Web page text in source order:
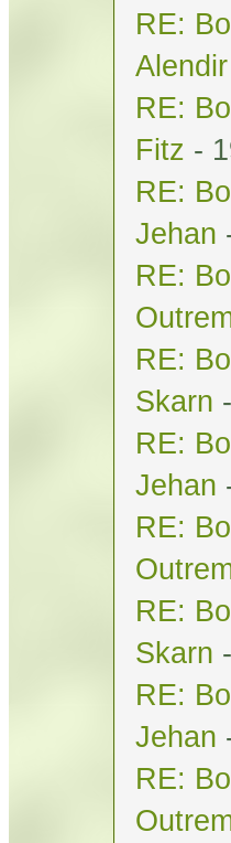
RE:
Alendir
RE:
Fitz -
RE:
Jehan
RE:
RE:
Skarn
RE:
Jehan
RE:
RE:
Skarn
RE:
Jehan
RE: